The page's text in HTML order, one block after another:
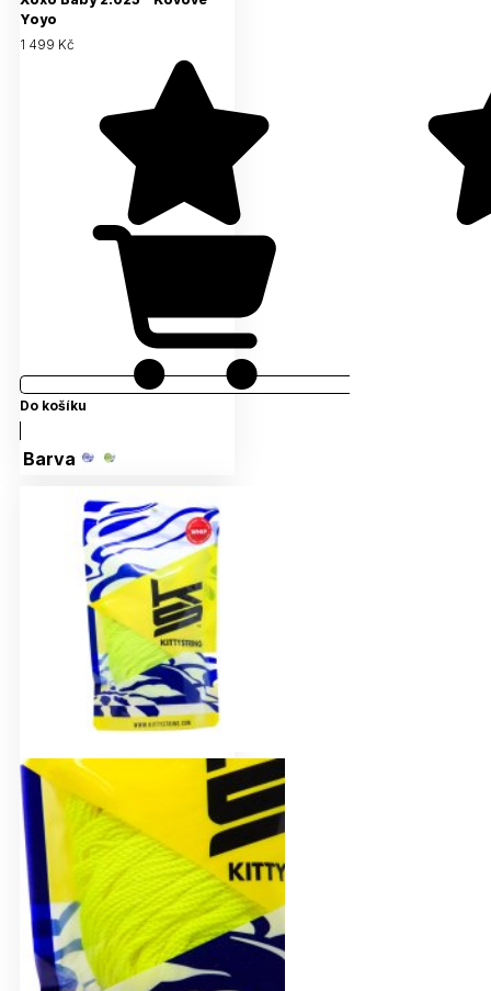
Yoyo
1 499 Kč
Do košíku
Barva